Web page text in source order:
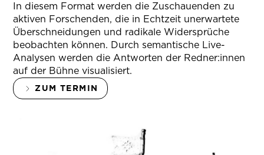
In diesem Format werden die Zuschauenden zu
aktiven Forschenden, die in Echtzeit unerwartete
Überschneidungen und radikale Widersprüche
beobachten können. Durch semantische Live-
Analysen werden die Antworten der Redner:innen
auf der Bühne visualisiert.
ZUM TERMIN